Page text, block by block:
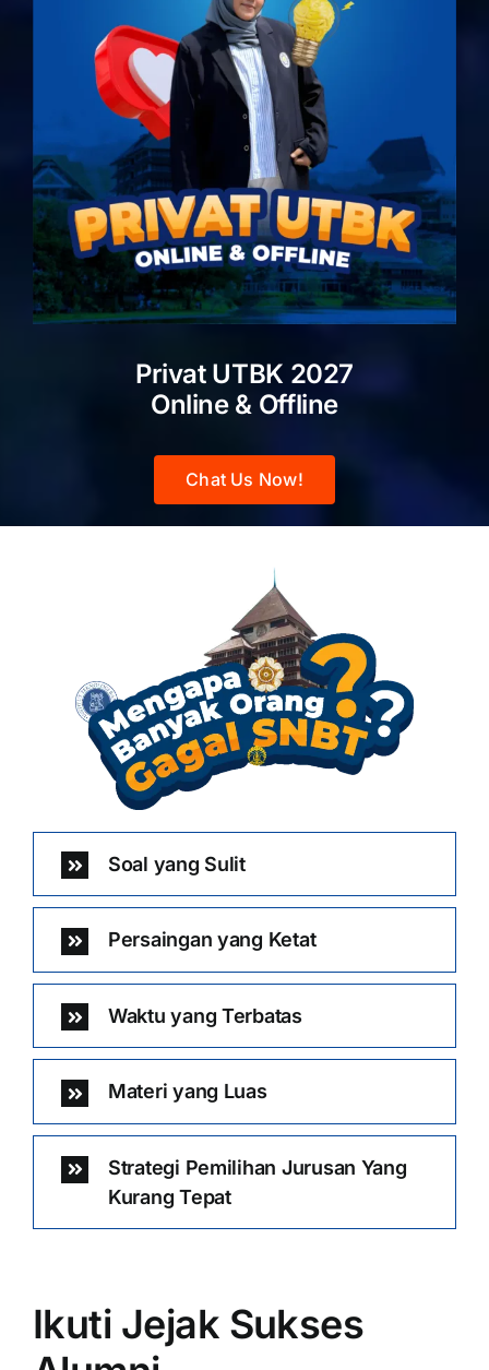
Privat UTBK 2027
Online & Offline
Chat Us Now!
Soal yang Sulit
Persaingan yang Ketat
Waktu yang Terbatas
Materi yang Luas
Strategi Pemilihan Jurusan Yang
Kurang Tepat
Ikuti Jejak Sukses